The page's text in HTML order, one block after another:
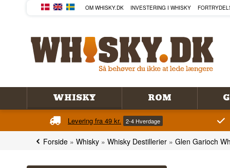
OM WHISKY.DK INVESTERING I WHISKY
WHISKY ROM
Levering fra 49 kr. 2-4 Hverdage
Forside » Whisky » Whisky Destillerier » Glen Garioch